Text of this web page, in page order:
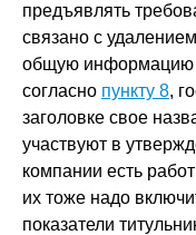
предъявлять
связано с
общую информацию
согласно пункту 8,
заголовке свое
участвуют в
компании есть
их тоже надо
показатели